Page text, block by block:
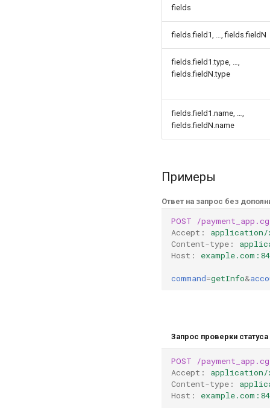
fields
fields.field1, …, fields.fieldN
fields.field1.type, …,
fields.fieldN.type
fields.field1.name, …,
fields.fieldN.name
Примеры
Ответ на запрос без
POST /
Accept :
application/
Content-type :
Host :
command=getInfo&
Запрос проверки
POST /
Accept :
application/
Content-type :
Host :